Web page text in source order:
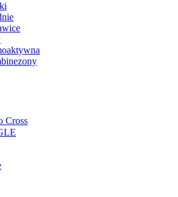
Cross